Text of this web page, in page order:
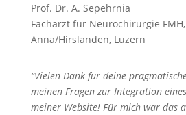
Prof. Dr. A. Sepehrnia
Facharzt für Neurochirurgie
Anna/Hirslanden, Luzern
“Vielen Dank für deine
meinen Fragen zur Integration
meiner Website! Für mich war das